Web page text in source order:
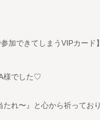
加できてしまうVIPカード
様でした♡
たれ〜』と心から祈ってお